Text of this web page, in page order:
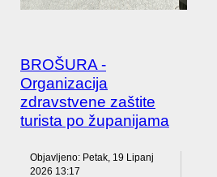
BROŠURA -
Organizacija
zdravstvene zaštite
turista po županijama
Objavljeno: Petak, 19 Lipanj
2026 13:17